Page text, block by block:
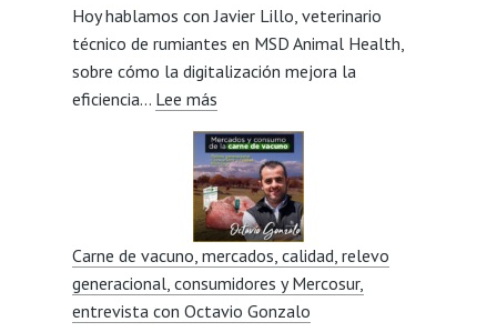
del
sector,
entrevista
con
Miriam
Beorlegui
Hoy hablamos con Javier Lillo, veterinario
técnico de rumiantes en MSD Animal Health,
sobre cómo la digitalización mejora la
eficiencia… Lee más:
puede
la
digitalización
mejorar
la
eficiencia
productiva
Carne de vacuno, mercados, calidad, relevo
generacional, consumidores y Mercosur,
entrevista con Octavio Gonzalo